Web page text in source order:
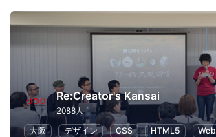
Re:Creator's Kansai
2088人
大阪
デザイン CSS HTML5 Web